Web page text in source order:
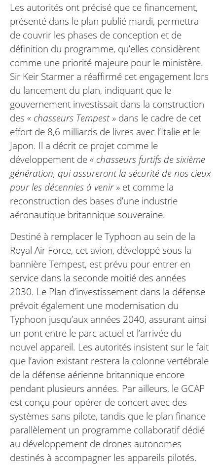
Les autorités ont précisé que ce financement,
présenté dans le plan publié mardi, permettra
de couvrir les phases de conception et de
définition du programme, qu’elles considèrent
comme une priorité majeure pour le ministère.
Sir Keir Starmer a réaffirmé cet engagement lors
du lancement du plan, indiquant que le
gouvernement investissait dans la construction
des « chasseurs Tempest » dans le cadre de cet
effort de 8,6 milliards de livres avec l’Italie et le
Japon. Il a décrit ce projet comme le
développement de« chasseurs furtifs de sixième
génération, qui assureront la sécurité de nos cieux
pour les décennies à venir » et comme la
reconstruction des bases d’une industrie
aéronautique britannique souveraine.
Destiné à remplacer le Typhoon au sein de la
Royal Air Force, cet avion, développé sous la
bannière Tempest, est prévu pour entrer en
service dans la seconde moitié des années
2030. Le Plan d’investissement dans la défense
prévoit également une modernisation du
Typhoon jusqu’aux années 2040, assurant ainsi
un pont entre le parc actuel et l’arrivée du
nouvel appareil. Les autorités insistent sur le fait
que l’avion existant restera la colonne vertébrale
de la défense aérienne britannique encore
pendant plusieurs années. Par ailleurs, le GCAP
est conçu pour opérer de concert avec des
systèmes sans pilote, tandis que le plan finance
parallèlement un programme collaboratif dédié
au développement de drones autonomes
destinés à accompagner les appareils pilotés.